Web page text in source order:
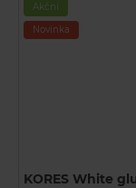
Akční
Novinka
KORES White